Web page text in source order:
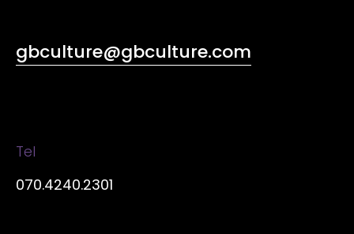
gbculture@gbculture.com
Tel
070.4240.2301